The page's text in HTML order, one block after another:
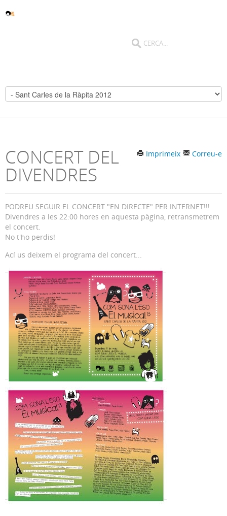
Correu-e
Imprimeix
CONCERT DEL
DIVENDRES
PODREU SEGUIR EL CONCERT "EN DIRECTE" PER INTERNET!!!
Divendres a les 22:00 hores en aquesta pàgina, retransmetrem
el concert.
No t'ho perdis!
Ací us deixem el programa del concert...